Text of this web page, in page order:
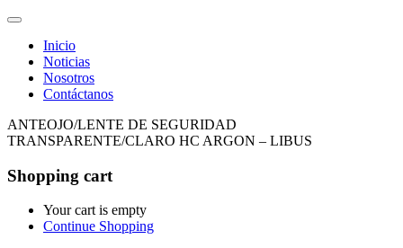
Inicio
Noticias
Nosotros
Contáctanos
ANTEOJO/LENTE DE SEGURIDAD
TRANSPARENTE/CLARO HC ARGON – LIBUS
Shopping cart
Your cart is empty
Continue Shopping